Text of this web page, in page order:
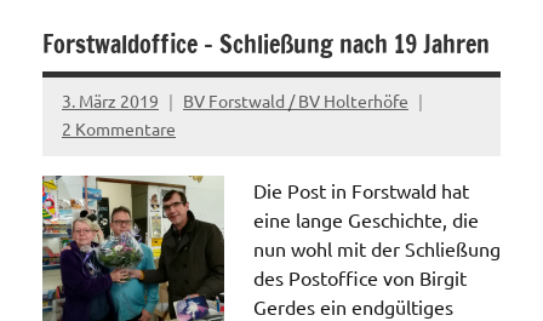
Forstwaldoffice – Schließung nach 19 Jahren
3. März 2019
BV Forstwald / BV Holterhöfe
2 Kommentare
Die Post in Forstwald hat
eine lange Geschichte, die
nun wohl mit der Schließung
des Postoffice von Birgit
Gerdes ein endgültiges